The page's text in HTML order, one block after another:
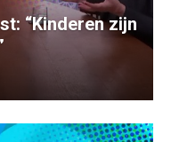
“Kinderen zijn